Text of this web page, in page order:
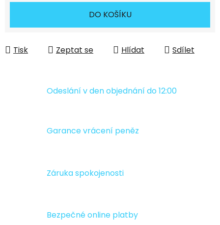
DO KOŠÍKU
Tisk Zeptat se Hlídat Sdílet
Odeslání v den objednání do 12:00
Garance vrácení peněz
Záruka spokojenosti
Bezpečné online platby